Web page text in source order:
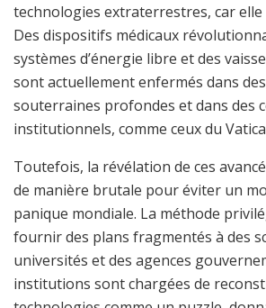
technologies extraterrestres, car elle
Des dispositifs médicaux
systèmes d’énergie libre et des
sont actuellement enfermés dans
souterraines profondes et dans des
institutionnels, comme ceux du
Toutefois, la révélation de ces
de manière brutale pour éviter un
panique mondiale. La méthode
fournir des plans fragmentés à des
universités et des agences
institutions sont chargées de